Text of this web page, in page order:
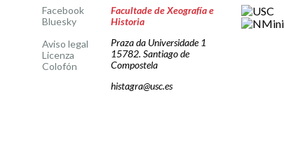
Facebook
Bluesky
Aviso legal
Licenza
Colofón
Facultade de Xeografía e
Historia
Praza da Universidade 1
15782. Santiago de
Compostela
histagra@usc.es